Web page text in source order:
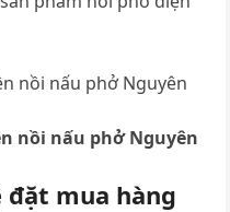
nồi nấu phở Nguyên
mua hàng